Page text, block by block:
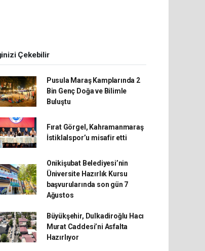
Çekebilir
Pusula Maraş Kamplarında 2
Bin Genç Doğa ve Bilimle
Buluştu
Fırat Görgel, Kahramanmaraş
İstiklalspor’u misafir etti
Onikişubat Belediyesi’nin
Üniversite Hazırlık Kursu
başvurularında son gün 7
Ağustos
Büyükşehir, Dulkadiroğlu Hacı
Murat Caddesi’ni Asfalta
Hazırlıyor